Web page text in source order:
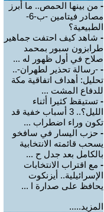
- من بينها الحمص.. ما أبرز
مصادر فيتامين -ب-6-
الطبيعية؟
- شاهد كيف احتفت جماهير
طرابزون سبور بمحمد
صلاح في أول ظهور له ...
- -رسالة تحذير لطهران-..
تحليل: أهداف اتفاقية مكة
للدفاع المشت ...
- تستيقظ كثيرا أثناء
الليل؟.. 3 أسباب خفية قد
تكون وراء اضطراب ...
- حزب اليسار في سافخو
يسحب قائمته الانتخابية
بالكامل بعد جدل ح ...
- مع اقتراب الانتخابات
الإسرائيلية.. أيزنكوت
يحافظ على صدارة ا ...
المزيد.....